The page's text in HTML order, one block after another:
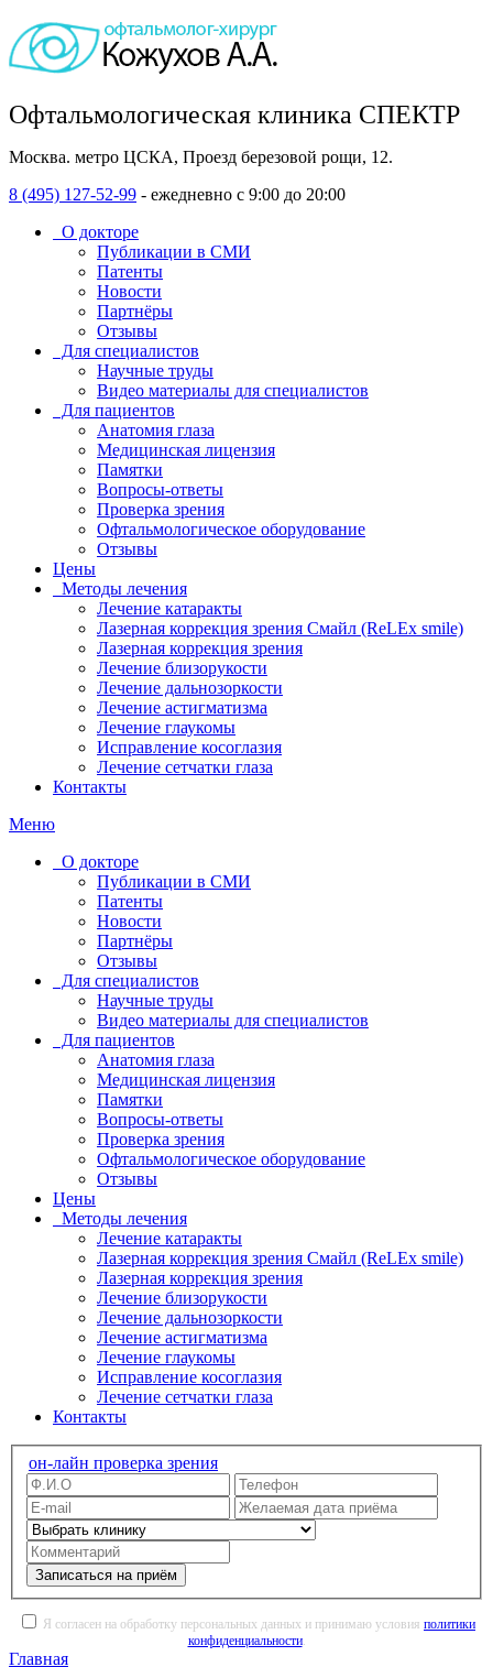
Офтальмологическая клиника СПЕКТР
Москва. метро ЦСКА, Проезд березовой рощи, 12.
8 (495) 127-52-99 - ежедневно с 9:00 до 20:00
О докторе
Публикации в СМИ
Патенты
Новости
Партнёры
Отзывы
Для специалистов
Научные труды
Видео материалы для специалистов
Для пациентов
Анатомия глаза
Медицинская лицензия
Памятки
Вопросы-ответы
Проверка зрения
Офтальмологическое оборудование
Отзывы
Цены
Методы лечения
Лечение катаракты
Лазерная коррекция зрения Смайл (ReLEx smile)
Лазерная коррекция зрения
Лечение близорукости
Лечение дальнозоркости
Лечение астигматизма
Лечение глаукомы
Исправление косоглазия
Лечение сетчатки глаза
Контакты
Меню
О докторе
Публикации в СМИ
Патенты
Новости
Партнёры
Отзывы
Для специалистов
Научные труды
Видео материалы для специалистов
Для пациентов
Анатомия глаза
Медицинская лицензия
Памятки
Вопросы-ответы
Проверка зрения
Офтальмологическое оборудование
Отзывы
Цены
Методы лечения
Лечение катаракты
Лазерная коррекция зрения Смайл (ReLEx smile)
Лазерная коррекция зрения
Лечение близорукости
Лечение дальнозоркости
Лечение астигматизма
Лечение глаукомы
Исправление косоглазия
Лечение сетчатки глаза
Контакты
он-лайн проверка зрения
Записаться на приём
Я согласен на обработку персональных данных и принимаю условия политики
конфиденциальности.
Главная